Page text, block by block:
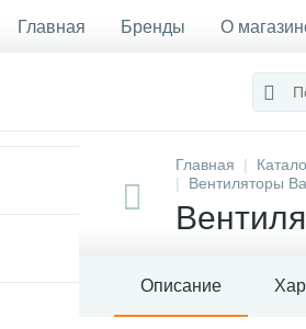
Главная Бренды О
Главная
Вентиляторы
Описание